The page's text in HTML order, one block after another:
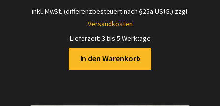
inkl. MwSt. (differenzbesteuert nach §25a UStG.) zzgl.
Versandkosten
Lieferzeit: 3 bis 5 Werktage
In den Warenkorb